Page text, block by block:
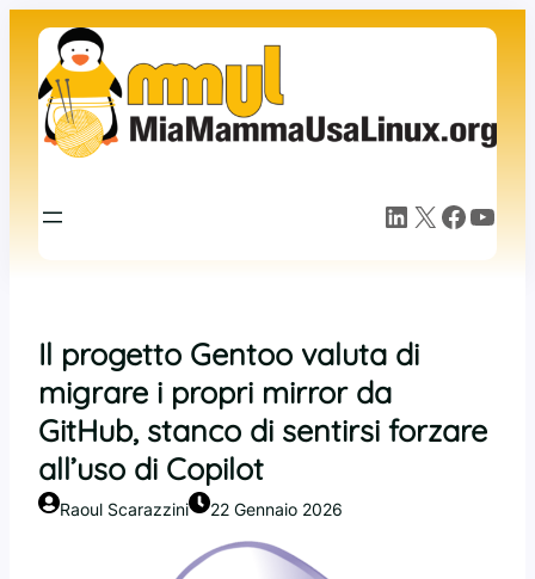
contenuto
LinkedIn X Facebook YouTube
Il progetto Gentoo valuta di
migrare i propri mirror da
GitHub, stanco di sentirsi forzare
all’uso di Copilot
Raoul Scarazzini 22 Gennaio 2026